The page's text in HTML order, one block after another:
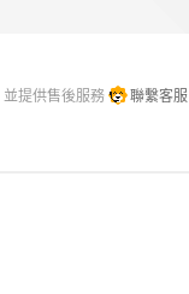
提供售後服務 聯繫客服